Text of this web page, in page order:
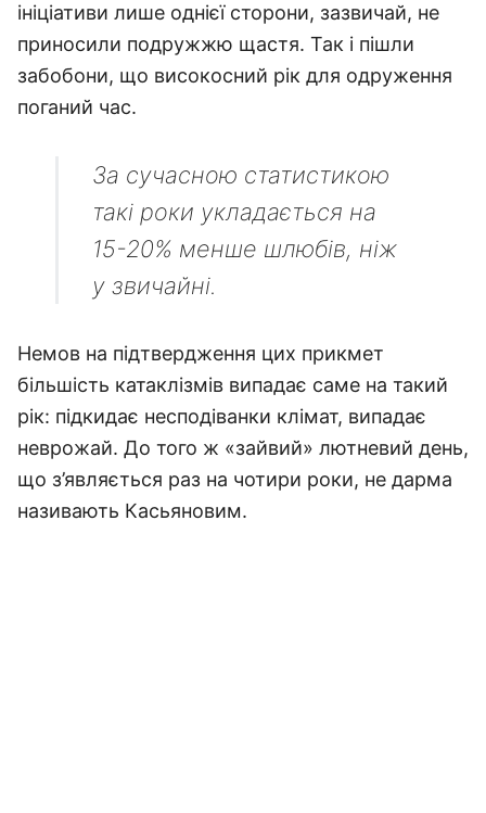
ініціативи лише однієї сторони, зазвичай, не
приносили подружжю щастя. Так і пішли
забобони, що високосний рік для одруження
поганий час.
За сучасною статистикою
такі роки укладається на
15-20% менше шлюбів, ніж
у звичайні.
Немов на підтвердження цих прикмет
більшість катаклізмів випадає саме на такий
рік: підкидає несподіванки клімат, випадає
неврожай. До того ж «зайвий» лютневий день,
що з’являється раз на чотири роки, не дарма
називають Касьяновим.